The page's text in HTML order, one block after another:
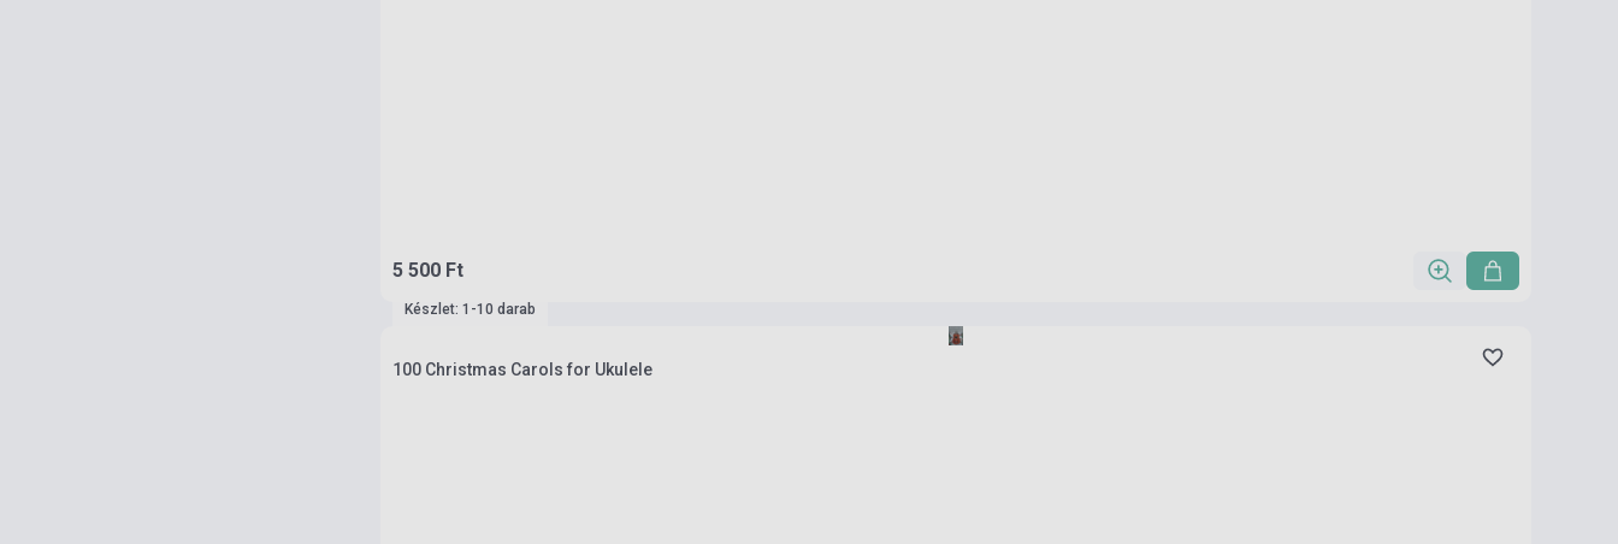
5 500 Ft
Készlet: 1-10 darab
100 Christmas Carols for Ukulele